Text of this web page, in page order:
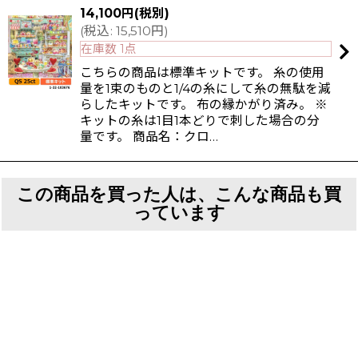
14,100円(税別)
(税込: 15,510円)
在庫数 1点
こちらの商品は標準キットです。 糸の使用
量を1束のものと1/4の糸にして糸の無駄を減
らしたキットです。 布の縁かがり済み。 ※
キットの糸は1目1本どりで刺した場合の分
量です。 商品名：クロ…
この商品を買った人は、こんな商品も買
っています